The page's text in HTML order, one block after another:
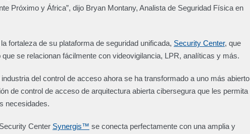
Próximo y África”, dijo Bryan Montany, Analista de Seguridad Física en
fortaleza de su plataforma de seguridad unificada, Security Center, que
se relacionan fácilmente con videovigilancia, LPR, analíticas y más.
del control de acceso ahora se ha transformado a uno más abierto
de control de acceso de arquitectura abierta cibersegura que les permita
necesidades.
Center Synergis™ se conecta perfectamente con una amplia y